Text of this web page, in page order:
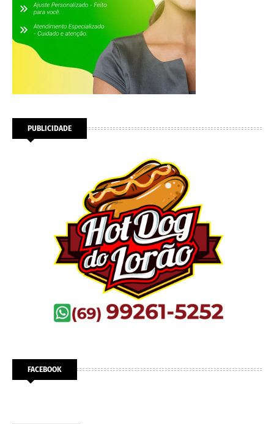
PUBLICIDADE
FACEBOOK